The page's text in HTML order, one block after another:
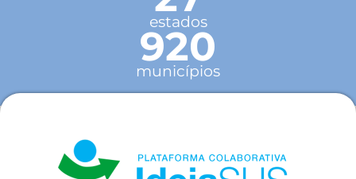
estados
920
municípios